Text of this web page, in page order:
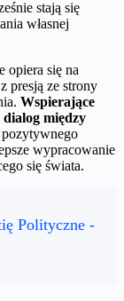
stają się
własnej
opiera się na
presją ze strony
Wspierające
dialog między
wypracowanie
się świata.
Polityczne -